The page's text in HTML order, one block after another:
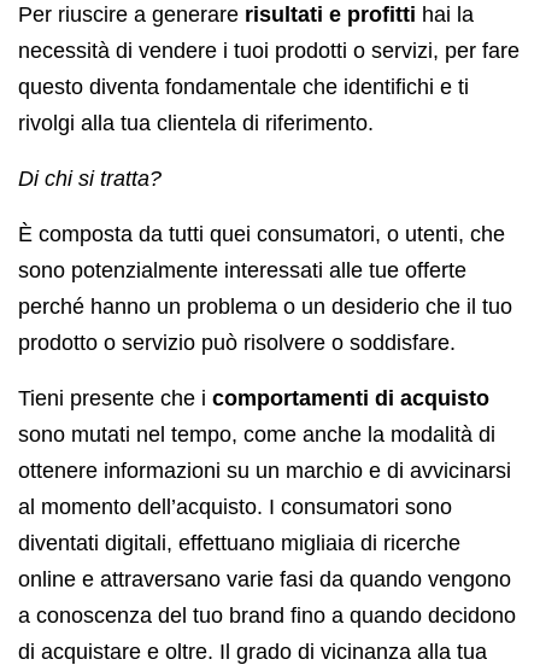
Per riuscire a generare risultati e profitti hai la
necessità di vendere i tuoi prodotti o servizi, per fare
questo diventa fondamentale che identifichi e ti
rivolgi alla tua clientela di riferimento.
Di chi si tratta?
È composta da tutti quei consumatori, o utenti, che
sono potenzialmente interessati alle tue offerte
perché hanno un problema o un desiderio che il tuo
prodotto o servizio può risolvere o soddisfare.
Tieni presente che i comportamenti di acquisto
sono mutati nel tempo, come anche la modalità di
ottenere informazioni su un marchio e di avvicinarsi
al momento dell’acquisto. I consumatori sono
diventati digitali, effettuano migliaia di ricerche
online e attraversano varie fasi da quando vengono
a conoscenza del tuo brand fino a quando decidono
di acquistare e oltre. Il grado di vicinanza alla tua